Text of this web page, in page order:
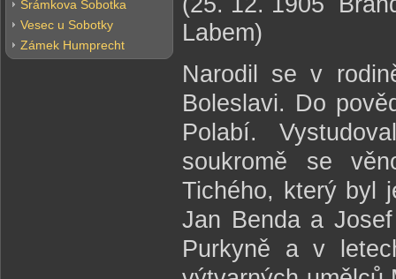
Šrámkova Sobotka
Vesec u Sobotky
Zámek Humprecht
Labem)
Narodil se v
Boleslavi. Do
Polabí.
soukromě se
Tichého, který byl
Jan Benda a
Purkyně a v